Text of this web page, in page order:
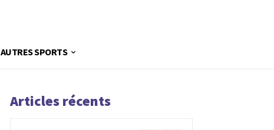
AUTRES SPORTS
Articles récents